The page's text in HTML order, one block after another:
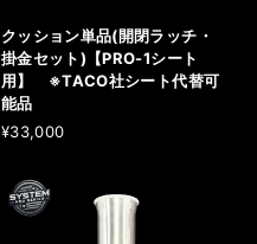
クッション単品(開閉ラッチ・
掛金セット)【PRO-1シート
用】 ※TACO社シート代替可
能品
¥33,000